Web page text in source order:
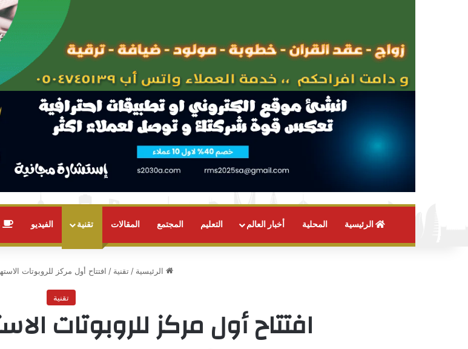
الرئيسية المحلية أخبار العالم التعليم المجتمع المقالات تقنية الفيديو
الرئيسية / تقنية / افتتاح أول مركز للروبوتات
تقنية
افتتاح أول مركز للروبوتات